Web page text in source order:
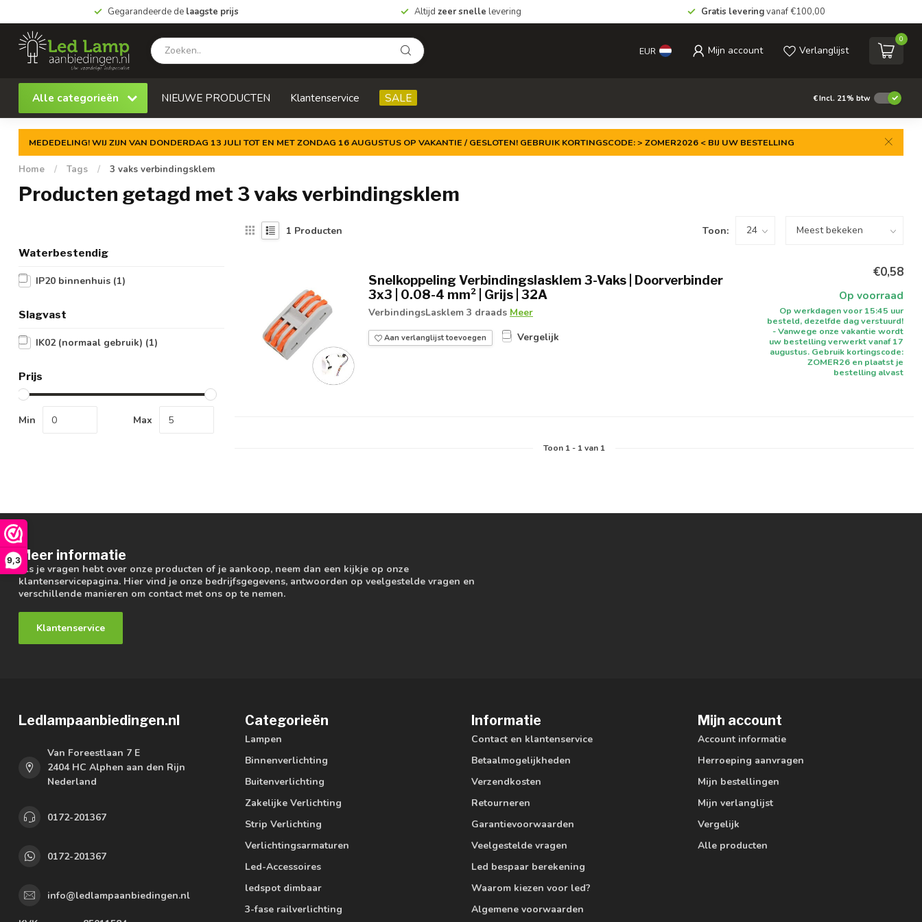
9,3
Gegarandeerde de laagste prijs Altijd zeer snelle levering Gratis leveringvanaf €100,00
EUR Mijn account Verlanglijst
0
Alle categorieën NIEUWE PRODUCTEN Klantenservice SALE €Incl. 21% btw
MEDEDELING! WIJ ZIJN VAN DONDERDAG 13 JULI TOT EN MET ZONDAG 16 AUGUSTUS OP VAKANTIE / GESLOTEN! GEBRUIK KORTINGSCODE: > ZOMER2026 < BIJ UW BESTELLING
Home / Tags / 3 vaks verbindingsklem
Producten getagd met 3 vaks verbindingsklem
Waterbestendig
IP20 binnenhuis (1)
Slagvast
IK02 (normaal gebruik) (1)
Prijs
Min Max
1 Producten Toon:
Snelkoppeling Verbindingslasklem 3-Vaks | Doorverbinder
3x3 | 0.08-4 mm² | Grijs | 32A
VerbindingsLasklem 3 draads Meer
Aan verlanglijst toevoegen Vergelijk
€0,58
Op voorraad
Op werkdagen voor 15:45 uur
besteld, dezelfde dag verstuurd!
- Vanwege onze vakantie wordt
uw bestelling verwerkt vanaf 17
augustus. Gebruik kortingscode:
ZOMER26 en plaatst je
bestelling alvast
Toon 1- 1van 1
Meer informatie
Als je vragen hebt over onze producten of je aankoop, neem dan een kijkje op onze
klantenservicepagina. Hier vind je onze bedrijfsgegevens, antwoorden op veelgestelde vragen en
verschillende manieren om contact met ons op te nemen.
Klantenservice
Ledlampaanbiedingen.nl
Van Foreestlaan 7 E
2404 HC Alphen aan den Rijn
Nederland
0172-201367
0172-201367
info@ledlampaanbiedingen.nl
Categorieën
Lampen
Binnenverlichting
Buitenverlichting
Zakelijke Verlichting
Strip Verlichting
Verlichtingsarmaturen
Led-Accessoires
ledspot dimbaar
3-fase railverlichting
Informatie
Contact en klantenservice
Betaalmogelijkheden
Verzendkosten
Retourneren
Garantievoorwaarden
Veelgestelde vragen
Led bespaar berekening
Waarom kiezen voor led?
Algemene voorwaarden
Mijn account
Account informatie
Herroeping aanvragen
Mijn bestellingen
Mijn verlanglijst
Vergelijk
Alle producten